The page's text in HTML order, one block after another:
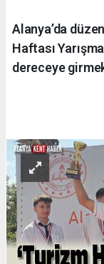
Alanya’da
Haftası
dereceye